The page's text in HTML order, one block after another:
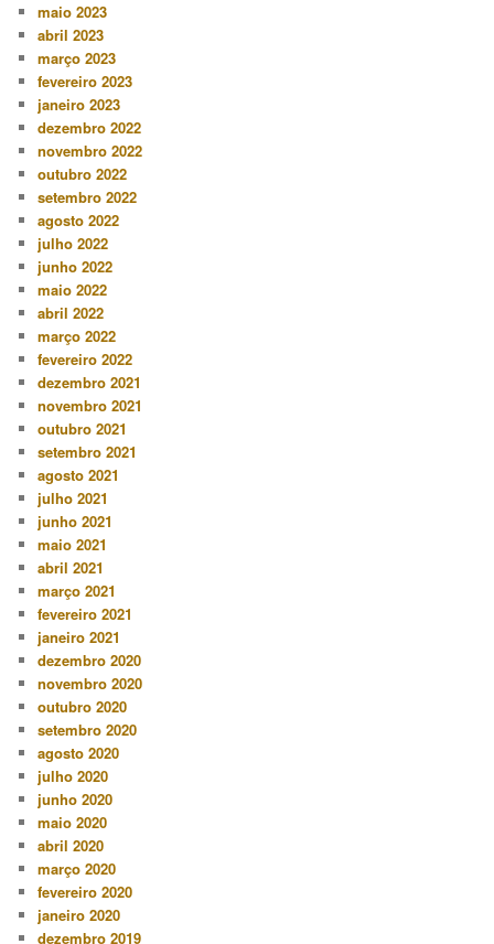
maio 2023
abril 2023
março 2023
fevereiro 2023
janeiro 2023
dezembro 2022
novembro 2022
outubro 2022
setembro 2022
agosto 2022
julho 2022
junho 2022
maio 2022
abril 2022
março 2022
fevereiro 2022
dezembro 2021
novembro 2021
outubro 2021
setembro 2021
agosto 2021
julho 2021
junho 2021
maio 2021
abril 2021
março 2021
fevereiro 2021
janeiro 2021
dezembro 2020
novembro 2020
outubro 2020
setembro 2020
agosto 2020
julho 2020
junho 2020
maio 2020
abril 2020
março 2020
fevereiro 2020
janeiro 2020
dezembro 2019